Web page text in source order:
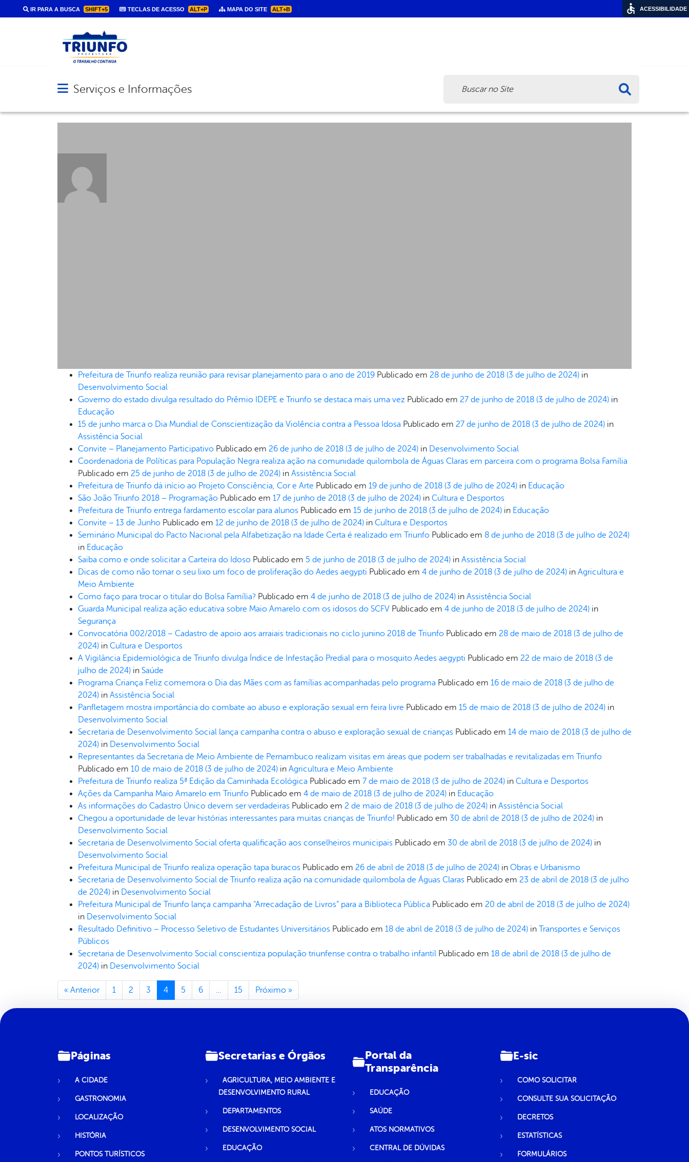
IR PARA A BUSCA SHIFT+5 TECLAS DE ACESSO ALT+P MAPA DO SITE ALT+B
Abrir menu principal de navegação
Serviços e Informações
Prefeitura de Triunfo realiza reunião para revisar planejamento para o ano de 2019 Publicado em 28 de junho de 2018 (3 de julho de 2024) in
Desenvolvimento Social
Governo do estado divulga resultado do Prêmio IDEPE e Triunfo se destaca mais uma vez Publicado em 27 de junho de 2018 (3 de julho de 2024) in
Educação
15 de junho marca o Dia Mundial de Conscientização da Violência contra a Pessoa Idosa Publicado em 27 de junho de 2018 (3 de julho de 2024) in
Assistência Social
Convite – Planejamento Participativo Publicado em 26 de junho de 2018 (3 de julho de 2024) in Desenvolvimento Social
Coordenadoria de Políticas para População Negra realiza ação na comunidade quilombola de Águas Claras em parceira com o programa Bolsa Família
Publicado em 25 de junho de 2018 (3 de julho de 2024) in Assistência Social
Prefeitura de Triunfo dá início ao Projeto Consciência, Cor e Arte Publicado em 19 de junho de 2018 (3 de julho de 2024) in Educação
São João Triunfo 2018 – Programação Publicado em 17 de junho de 2018 (3 de julho de 2024) in Cultura e Desportos
Prefeitura de Triunfo entrega fardamento escolar para alunos Publicado em 15 de junho de 2018 (3 de julho de 2024) in Educação
Convite – 13 de Junho Publicado em 12 de junho de 2018 (3 de julho de 2024) in Cultura e Desportos
Seminário Municipal do Pacto Nacional pela Alfabetização na Idade Certa é realizado em Triunfo Publicado em 8 de junho de 2018 (3 de julho de 2024)
in Educação
Saiba como e onde solicitar a Carteira do Idoso Publicado em 5 de junho de 2018 (3 de julho de 2024) in Assistência Social
Dicas de como não tornar o seu lixo um foco de proliferação do Aedes aegypti Publicado em 4 de junho de 2018 (3 de julho de 2024) in Agricultura e
Meio Ambiente
Como faço para trocar o titular do Bolsa Família? Publicado em 4 de junho de 2018 (3 de julho de 2024) in Assistência Social
Guarda Municipal realiza ação educativa sobre Maio Amarelo com os idosos do SCFV Publicado em 4 de junho de 2018 (3 de julho de 2024) in
Segurança
Convocatória 002/2018 – Cadastro de apoio aos arraiais tradicionais no ciclo junino 2018 de Triunfo Publicado em 28 de maio de 2018 (3 de julho de
2024) in Cultura e Desportos
A Vigilância Epidemiológica de Triunfo divulga Índice de Infestação Predial para o mosquito Aedes aegypti Publicado em 22 de maio de 2018 (3 de
julho de 2024) in Saúde
Programa Criança Feliz comemora o Dia das Mães com as famílias acompanhadas pelo programa Publicado em 16 de maio de 2018 (3 de julho de
2024) in Assistência Social
Panfletagem mostra importância do combate ao abuso e exploração sexual em feira livre Publicado em 15 de maio de 2018 (3 de julho de 2024) in
Desenvolvimento Social
Secretaria de Desenvolvimento Social lança campanha contra o abuso e exploração sexual de crianças Publicado em 14 de maio de 2018 (3 de julho de
2024) in Desenvolvimento Social
Representantes da Secretaria de Meio Ambiente de Pernambuco realizam visitas em áreas que podem ser trabalhadas e revitalizadas em Triunfo
Publicado em 10 de maio de 2018 (3 de julho de 2024) in Agricultura e Meio Ambiente
Prefeitura de Triunfo realiza 5ª Edição da Caminhada Ecológica Publicado em 7 de maio de 2018 (3 de julho de 2024) in Cultura e Desportos
Ações da Campanha Maio Amarelo em Triunfo Publicado em 4 de maio de 2018 (3 de julho de 2024) in Educação
As informações do Cadastro Único devem ser verdadeiras Publicado em 2 de maio de 2018 (3 de julho de 2024) in Assistência Social
Chegou a oportunidade de levar histórias interessantes para muitas crianças de Triunfo! Publicado em 30 de abril de 2018 (3 de julho de 2024) in
Desenvolvimento Social
Secretaria de Desenvolvimento Social oferta qualificação aos conselheiros municipais Publicado em 30 de abril de 2018 (3 de julho de 2024) in
Desenvolvimento Social
Prefeitura Municipal de Triunfo realiza operação tapa buracos Publicado em 26 de abril de 2018 (3 de julho de 2024) in Obras e Urbanismo
Secretaria de Desenvolvimento Social de Triunfo realiza ação na comunidade quilombola de Águas Claras Publicado em 23 de abril de 2018 (3 de julho
de 2024) in Desenvolvimento Social
Prefeitura Municipal de Triunfo lança campanha “Arrecadação de Livros” para a Biblioteca Pública Publicado em 20 de abril de 2018 (3 de julho de 2024)
in Desenvolvimento Social
Resultado Definitivo – Processo Seletivo de Estudantes Universitários Publicado em 18 de abril de 2018 (3 de julho de 2024) in
Transportes e Serviços
Públicos
Secretaria de Desenvolvimento Social conscientiza população triunfense contra o trabalho infantil Publicado em 18 de abril de 2018 (3 de julho de
2024) in Desenvolvimento Social
« Anterior 1 2 3 4 5 6 … 15 Próximo »
Páginas
A CIDADE
GASTRONOMIA
LOCALIZAÇÃO
HISTÓRIA
PONTOS TURÍSTICOS
Secretarias e Órgãos
AGRICULTURA, MEIO AMBIENTE E
DESENVOLVIMENTO RURAL
DEPARTAMENTOS
DESENVOLVIMENTO SOCIAL
EDUCAÇÃO
Portal da
Transparência
EDUCAÇÃO
SAÚDE
ATOS NORMATIVOS
CENTRAL DE DÚVIDAS
E-sic
COMO SOLICITAR
CONSULTE SUA SOLICITAÇÃO
DECRETOS
ESTATÍSTICAS
FORMULÁRIOS
ACESSIBILIDADE